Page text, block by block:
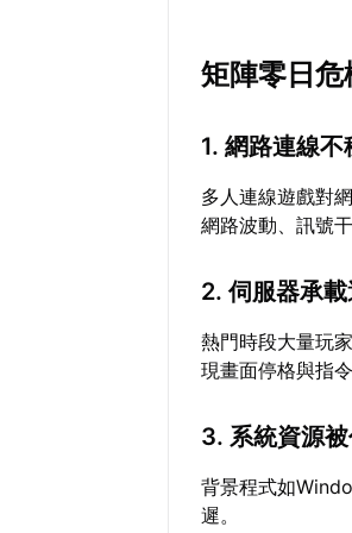
矩陣零日
1. 網路連線不
多人連線遊戲對
網路波動、訊號
2. 伺服器承
熱門時段大量玩
現畫面停格與指
3. 系統資源
背景程式如
遲。